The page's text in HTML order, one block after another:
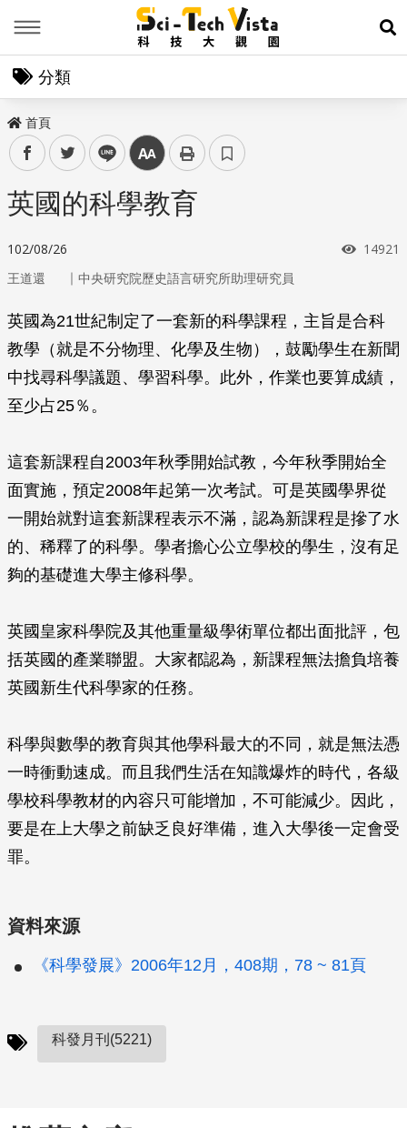
展
分類
首頁
facebooktwitter line 中
英國的科學教育
102/08/26 瀏覽次
14921
王道還 ｜ 中央研究院歷史語言研究所助理研究員
英國為21世紀制定了一套新的科學課程，主旨是合科
教學（就是不分物理、化學及生物），鼓勵學生在新聞
中找尋科學議題、學習科學。此外，作業也要算成績，
至少占25％。
這套新課程自2003年秋季開始試教，今年秋季開始全
面實施，預定2008年起第一次考試。可是英國學界從
一開始就對這套新課程表示不滿，認為新課程是摻了水
的、稀釋了的科學。學者擔心公立學校的學生，沒有足
夠的基礎進大學主修科學。
英國皇家科學院及其他重量級學術單位都出面批評，包
括英國的產業聯盟。大家都認為，新課程無法擔負培養
英國新生代科學家的任務。
科學與數學的教育與其他學科最大的不同，就是無法憑
一時衝動速成。而且我們生活在知識爆炸的時代，各級
學校科學教材的內容只可能增加，不可能減少。因此，
要是在上大學之前缺乏良好準備，進入大學後一定會受
罪。
資料來源
《科學發展》2006年12月，408期，78 ~ 81頁
科發月刊(5221)